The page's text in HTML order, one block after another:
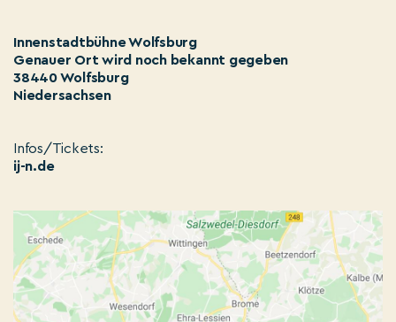
Innenstadtbühne Wolfsburg
Genauer Ort wird noch bekannt gegeben
38440 Wolfsburg
Niedersachsen
Infos/Tickets:
ij-n.de